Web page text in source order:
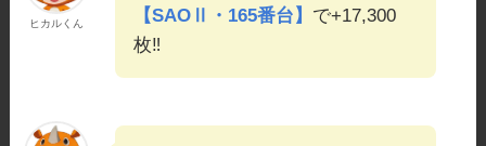
ヒカルくん
【SAOⅡ・165番台】 で+17,300
枚‼️